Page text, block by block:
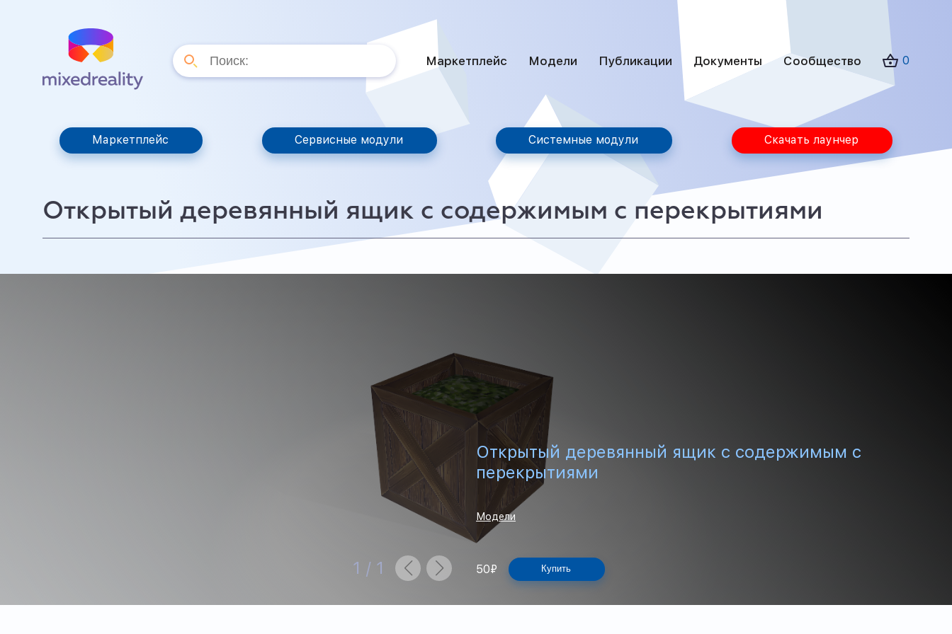
Маркетплейс Модели Публикации Документы Сообщество 0
Маркетплейс Сервисные модули Системные модули Скачать лаунчер
Открытый деревянный ящик с содержимым с перекрытиями
1 / 1
Открытый деревянный ящик с содержимым с
перекрытиями
Модели
50₽ Купить